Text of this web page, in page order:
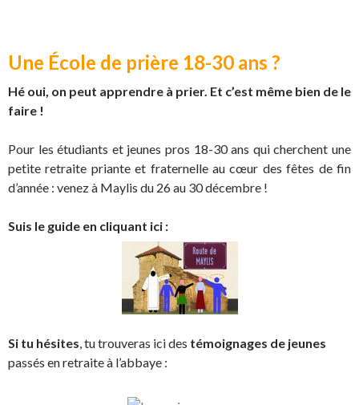
Une École de prière 18-30 ans ?
Hé oui, on peut apprendre à prier. Et c’est même bien de le
faire !
Pour les étudiants et jeunes pros 18-30 ans qui cherchent une
petite retraite priante et fraternelle au cœur des fêtes de fin
d’année : venez à Maylis du 26 au 30 décembre !
Suis le guide en cliquant ici :
Si tu hésites, tu trouveras ici des témoignages de jeunes
passés en retraite à l’abbaye :